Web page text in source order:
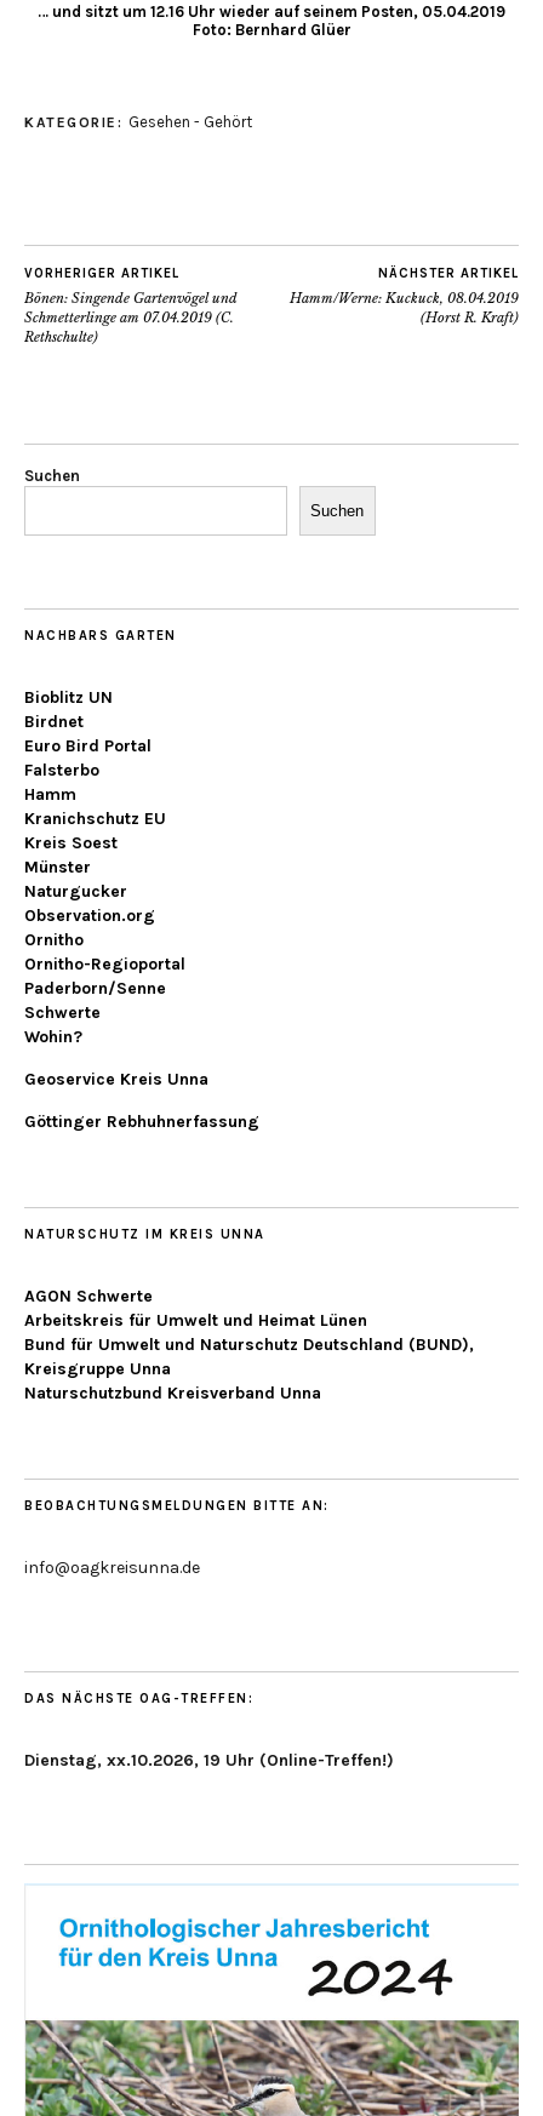
… und sitzt um 12.16 Uhr wieder auf seinem Posten, 05.04.2019
Foto: Bernhard Glüer
KATEGORIE: Gesehen - Gehört
VORHERIGER ARTIKEL
Bönen: Singende Gartenvögel und
Schmetterlinge am 07.04.2019 (C.
Rethschulte)
NÄCHSTER ARTIKEL
Hamm/Werne: Kuckuck, 08.04.2019
(Horst R. Kraft)
Suchen
Suchen
NACHBARS GARTEN
Bioblitz UN
Birdnet
Euro Bird Portal
Falsterbo
Hamm
Kranichschutz EU
Kreis Soest
Münster
Naturgucker
Observation.org
Ornitho
Ornitho-Regioportal
Paderborn/Senne
Schwerte
Wohin?
Geoservice Kreis Unna
Göttinger Rebhuhnerfassung
NATURSCHUTZ IM KREIS UNNA
AGON Schwerte
Arbeitskreis für Umwelt und Heimat Lünen
Bund für Umwelt und Naturschutz Deutschland (BUND),
Kreisgruppe Unna
Naturschutzbund Kreisverband Unna
BEOBACHTUNGSMELDUNGEN BITTE AN:
info@oagkreisunna.de
DAS NÄCHSTE OAG-TREFFEN:
Dienstag, xx.10.2026, 19 Uhr (Online-Treffen!)